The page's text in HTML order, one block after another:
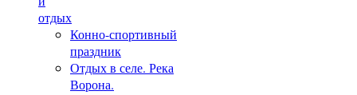
отдых
Конно-спортивный
праздник
Отдых в селе. Река
Ворона.